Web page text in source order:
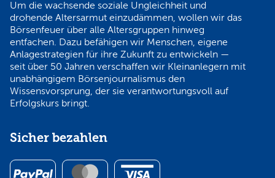
Um die wachsende soziale Ungleichheit und
drohende Altersarmut einzudämmen, wollen wir das
Börsenfeuer über alle Altersgruppen hinweg
entfachen. Dazu befähigen wir Menschen, eigene
Anlagestrategien für ihre Zukunft zu entwickeln —
seit über 50 Jahren verschaffen wir Kleinanlegern mit
unabhängigem Börsenjournalismus den
Wissensvorsprung, der sie verantwortungsvoll auf
Erfolgskurs bringt.
Sicher bezahlen